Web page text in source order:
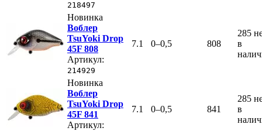
218497
Новинка
Воблер
TsuYoki Drop
45F 808
Артикул:
214929
7.1 0–0,5 808
285
в
Новинка
Воблер
TsuYoki Drop
45F 841
Артикул:
7.1 0–0,5 841
285
в